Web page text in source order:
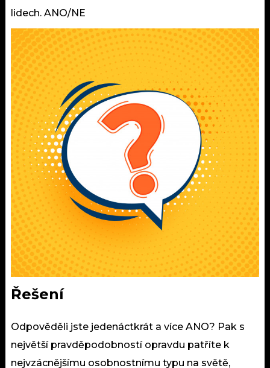
lidech. ANO/NE
Řešení
Odpověděli jste jedenáctkrát a více ANO? Pak s
největší pravděpodobností opravdu patříte k
nejvzácnějšímu osobnostnímu typu na světě,